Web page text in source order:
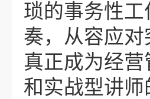
琐的事务性
奏，从容应
真正成为经
和实战型讲